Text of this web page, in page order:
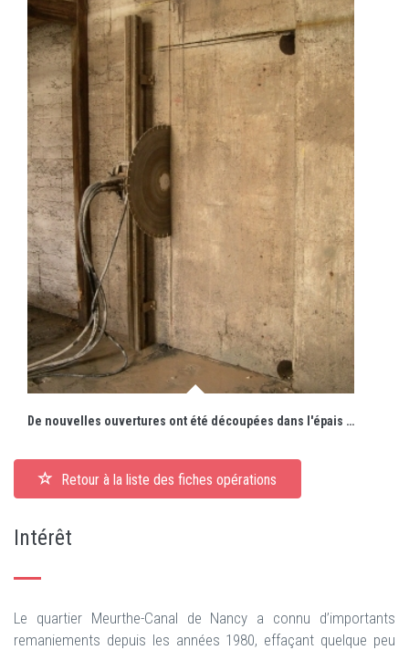
De nouvelles ouvertures ont été découpées dans l'épais mur de béton armé (photo de chantier).
Retour à la liste des fiches opérations
Intérêt
Le quartier Meurthe-Canal de Nancy a connu d’importants
remaniements depuis les années 1980, effaçant quelque peu